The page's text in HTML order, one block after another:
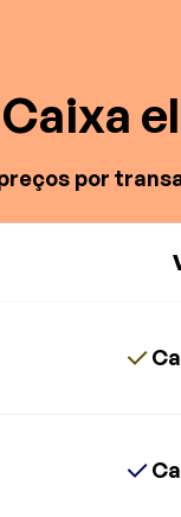
Caixa
por